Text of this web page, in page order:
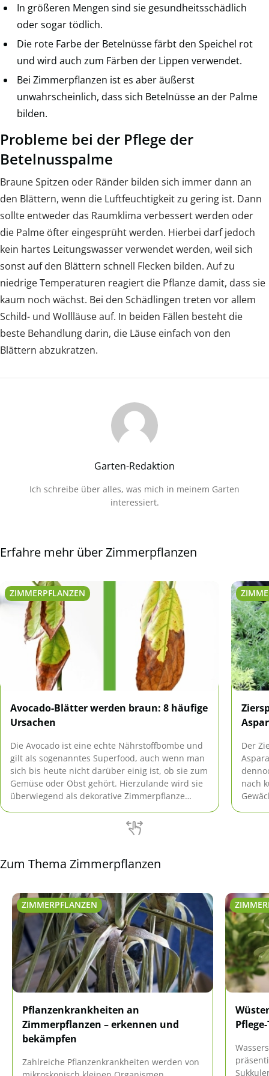
In größeren Mengen sind sie gesundheitsschädlich
oder sogar tödlich.
Die rote Farbe der Betelnüsse färbt den Speichel rot
und wird auch zum Färben der Lippen verwendet.
Bei Zimmerpflanzen ist es aber äußerst
unwahrscheinlich, dass sich Betelnüsse an der Palme
bilden.
Probleme bei der Pflege der
Betelnusspalme
Braune Spitzen oder Ränder bilden sich immer dann an
den Blättern, wenn die Luftfeuchtigkeit zu gering ist. Dann
sollte entweder das Raumklima verbessert werden oder
die Palme öfter eingesprüht werden. Hierbei darf jedoch
kein hartes Leitungswasser verwendet werden, weil sich
sonst auf den Blättern schnell Flecken bilden. Auf zu
niedrige Temperaturen reagiert die Pflanze damit, dass sie
kaum noch wächst. Bei den Schädlingen treten vor allem
Schild- und Wollläuse auf. In beiden Fällen besteht die
beste Behandlung darin, die Läuse einfach von den
Blättern abzukratzen.
Garten-Redaktion
Ich schreibe über alles, was mich in meinem Garten
interessiert.
Erfahre mehr über Zimmerpflanzen
ZIMMERPFLANZEN
Avocado-Blätter werden braun: 8 häufige
Ursachen
Die Avocado ist eine echte Nährstoffbombe und
gilt als sogenanntes Superfood, auch wenn man
sich bis heute nicht darüber einig ist, ob sie zum
Gemüse oder Obst gehört. Hierzulande wird sie
überwiegend als dekorative Zimmerpflanze
Der
nach
Zum Thema Zimmerpflanzen
ZIMMERPFLANZEN
Pflanzenkrankheiten an
Zimmerpflanzen – erkennen und
bekämpfen
Zahlreiche Pflanzenkrankheiten werden von